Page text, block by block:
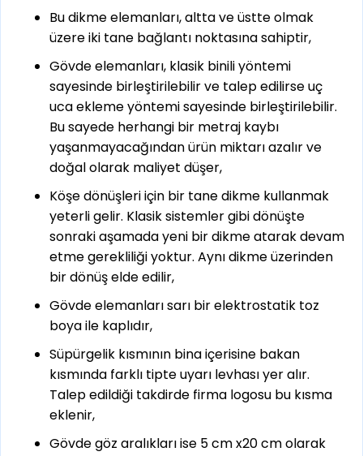
Bu dikme elemanları, altta ve üstte olmak
üzere iki tane bağlantı noktasına sahiptir,
Gövde elemanları, klasik binili yöntemi
sayesinde birleştirilebilir ve talep edilirse uç
uca ekleme yöntemi sayesinde birleştirilebilir.
Bu sayede herhangi bir metraj kaybı
yaşanmayacağından ürün miktarı azalır ve
doğal olarak maliyet düşer,
Köşe dönüşleri için bir tane dikme kullanmak
yeterli gelir. Klasik sistemler gibi dönüşte
sonraki aşamada yeni bir dikme atarak devam
etme gerekliliği yoktur. Aynı dikme üzerinden
bir dönüş elde edilir,
Gövde elemanları sarı bir elektrostatik toz
boya ile kaplıdır,
Süpürgelik kısmının bina içerisine bakan
kısmında farklı tipte uyarı levhası yer alır.
Talep edildiği takdirde firma logosu bu kısma
eklenir,
Gövde göz aralıkları ise 5 cm x20 cm olarak